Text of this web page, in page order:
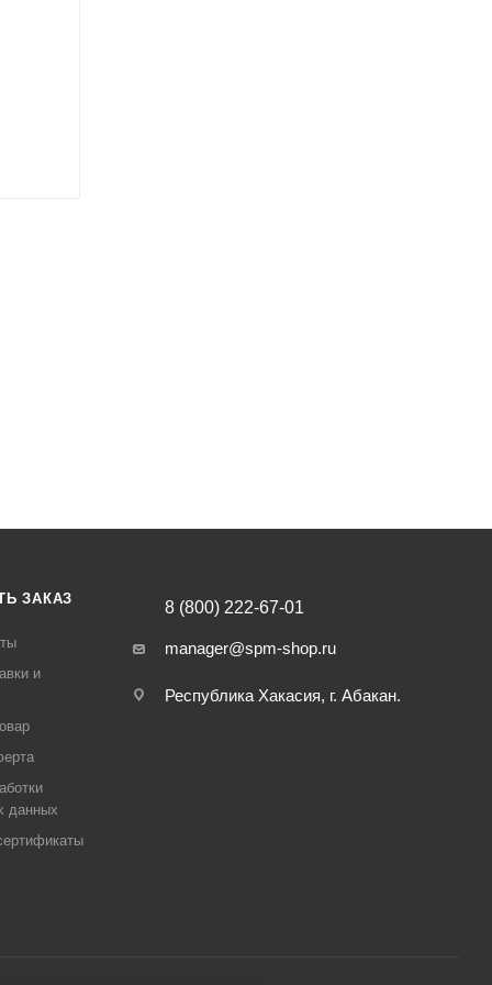
ЗАКАЗ
и
данных
8 (800) 222-67-01
manager@spm-shop.ru
Республика Хакасия, г. Абакан.